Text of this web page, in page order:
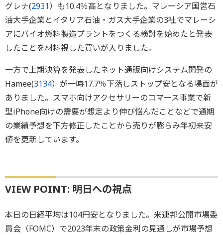
グレナ(2931）も10.4％高となりました。マレーシア国営石
油大手企業とイタリア石油・ガス大手企業の3社でマレーシ
アにバイオ燃料製造プラントをつくる検討を始めたと発表
したことを材料視した買いが入りました。
一方で上期決算を発表したネット通販向けシステム開発の
Hamee(3134）が一時17.7％下落しストップ安となる場面が
ありました。スマホ向けアクセサリーのコマース事業で新
型iPhone向けの需要が想定より伸び悩んだことなどで通期
の業績予想を下方修正したことから売りが膨らみ年初来安
値を更新しています。
VIEW POINT: 明日への視点
本日の日経平均は104円安となりました。米連邦公開市場委
員会（FOMC）で2023年末の政策金利の見通しが市場予想